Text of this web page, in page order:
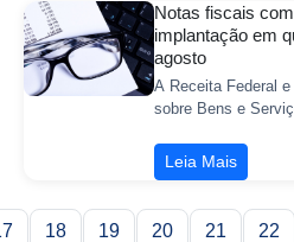
Notas fiscais
implantação em
agosto
A Receita Federal
sobre Bens e
do destaque das
Leia Mais
18 19 20 21 22